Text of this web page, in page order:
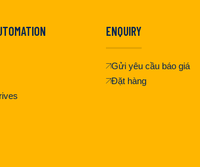
ENQUIRY
Gửi yêu cầu báo giá
Đặt hàng